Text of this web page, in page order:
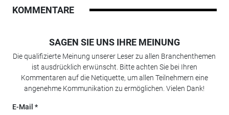
KOMMENTARE
SAGEN SIE UNS IHRE MEINUNG
Die qualifizierte Meinung unserer Leser zu allen Branchenthemen
ist ausdrücklich erwünscht. Bitte achten Sie bei Ihren
Kommentaren auf die Netiquette, um allen Teilnehmern eine
angenehme Kommunikation zu ermöglichen. Vielen Dank!
E-Mail